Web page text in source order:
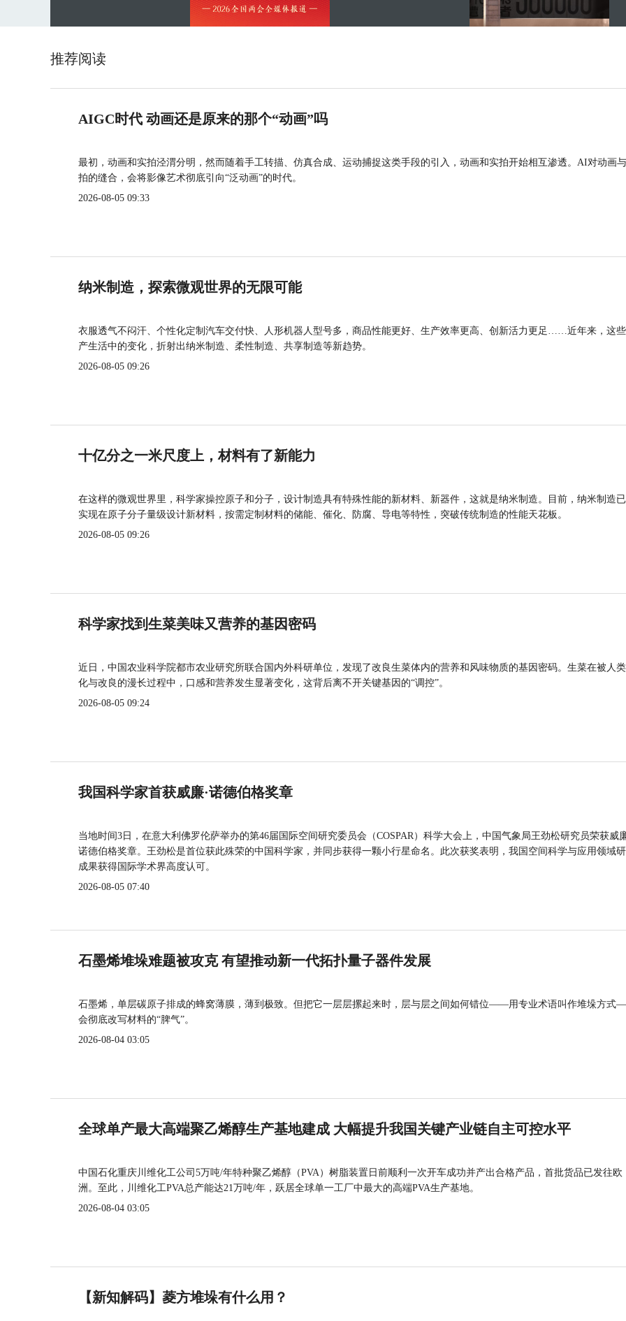
推荐阅读
AIGC时代 动画还是原来的那个“动画”吗
最初，动画和实拍泾渭分明，然而随着手工转描、仿真合成、运动捕捉这类手段的引入，动画和实拍开始相互渗透。AI对动画
拍的缝合，会将影像艺术彻底引向“泛动画”的时代。
2026-08-05 09:33
纳米制造，探索微观世界的无限可能
衣服透气不闷汗、个性化定制汽车交付快、人形机器人型号多，商品性能更好、生产效率更高、创新活力更足……近年来，这
产生活中的变化，折射出纳米制造、柔性制造、共享制造等新趋势。
2026-08-05 09:26
十亿分之一米尺度上，材料有了新能力
在这样的微观世界里，科学家操控原子和分子，设计制造具有特殊性能的新材料、新器件，这就是纳米制造。目前，纳米制造
实现在原子分子量级设计新材料，按需定制材料的储能、催化、防腐、导电等特性，突破传统制造的性能天花板。
2026-08-05 09:26
科学家找到生菜美味又营养的基因密码
近日，中国农业科学院都市农业研究所联合国内外科研单位，发现了改良生菜体内的营养和风味物质的基因密码。生菜在被人
化与改良的漫长过程中，口感和营养发生显著变化，这背后离不开关键基因的“调控”。
2026-08-05 09:24
我国科学家首获威廉·诺德伯格奖章
当地时间3日，在意大利佛罗伦萨举办的第46届国际空间研究委员会（COSPAR）科学大会上，中国气象局王劲松研究员荣获威
诺德伯格奖章。王劲松是首位获此殊荣的中国科学家，并同步获得一颗小行星命名。此次获奖表明，我国空间科学与应用领域
成果获得国际学术界高度认可。
2026-08-05 07:40
石墨烯堆垛难题被攻克 有望推动新一代拓扑量子器件发展
石墨烯，单层碳原子排成的蜂窝薄膜，薄到极致。但把它一层层摞起来时，层与层之间如何错位——用专业术语叫作堆垛方
会彻底改写材料的“脾气”。
2026-08-04 03:05
全球单产最大高端聚乙烯醇生产基地建成 大幅提升我国关键产业链自主可控水平
中国石化重庆川维化工公司5万吨/年特种聚乙烯醇（PVA）树脂装置日前顺利一次开车成功并产出合格产品，首批货品已发往欧
洲。至此，川维化工PVA总产能达21万吨/年，跃居全球单一工厂中最大的高端PVA生产基地。
2026-08-04 03:05
【新知解码】菱方堆垛有什么用？